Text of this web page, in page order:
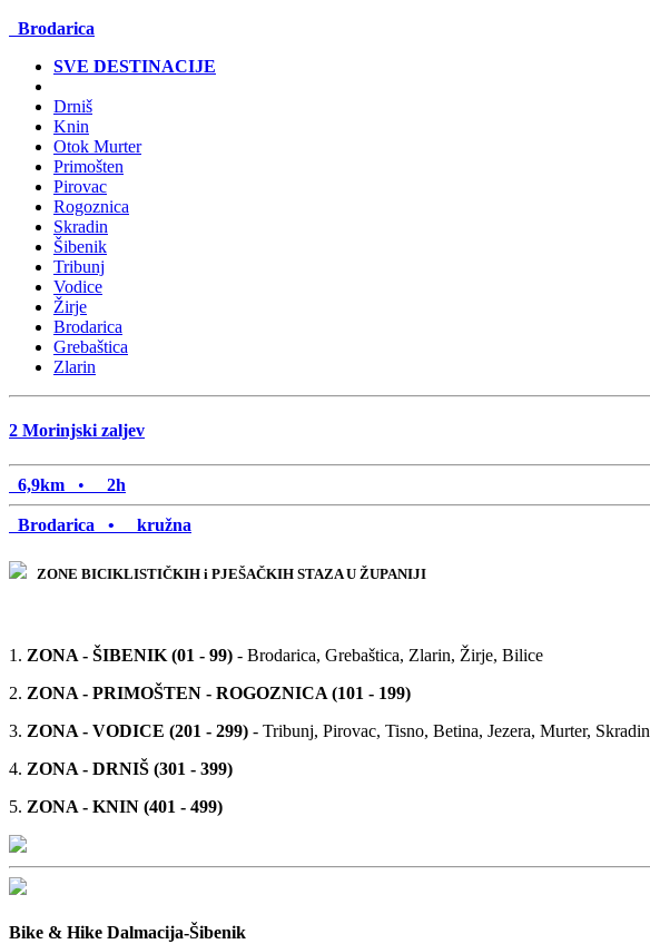
Brodarica
SVE DESTINACIJE
Drniš
Knin
Otok Murter
Primošten
Pirovac
Rogoznica
Skradin
Šibenik
Tribunj
Vodice
Žirje
Brodarica
Grebaštica
Zlarin
2 Morinjski zaljev
6,9km • 2h
Brodarica • kružna
ZONE BICIKLISTIČKIH i PJEŠAČKIH STAZA U ŽUPANIJI
1. ZONA - ŠIBENIK (01 - 99) - Brodarica, Grebaštica, Zlarin, Žirje, Bilice
2. ZONA - PRIMOŠTEN - ROGOZNICA (101 - 199)
3. ZONA - VODICE (201 - 299) - Tribunj, Pirovac, Tisno, Betina, Jezera, Murter, Skradin
4. ZONA - DRNIŠ (301 - 399)
5. ZONA - KNIN (401 - 499)
Bike & Hike Dalmacija-Šibenik